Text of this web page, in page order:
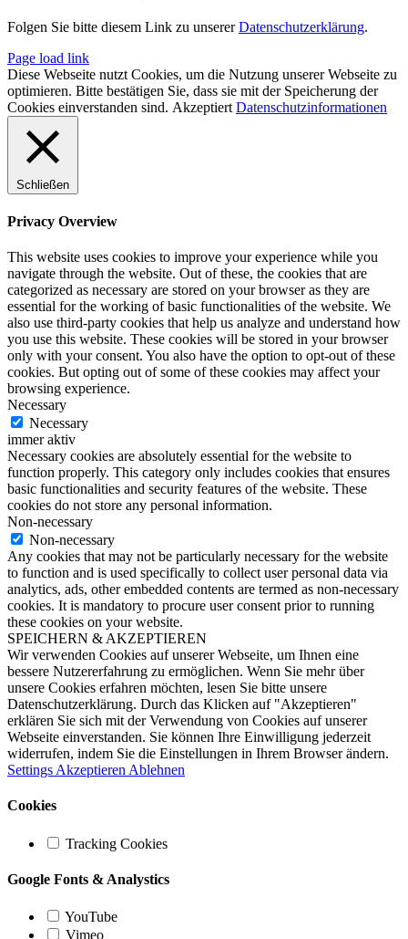
Folgen Sie bitte diesem Link zu unsererDatenschutzerklärung.
Page load link
Diese Webseite nutzt Cookies, um die Nutzung unserer Webseite zu
optimieren. Bitte bestätigen Sie, dass sie mit der Speicherung der
Cookies einverstanden sind. Akzeptiert Datenschutzinformationen
Schließen
Privacy Overview
This website uses cookies to improve your experience while you
navigate through the website. Out of these, the cookies that are
categorized as necessary are stored on your browser as they are
essential for the working of basic functionalities of the website. We
also use third-party cookies that help us analyze and understand how
you use this website. These cookies will be stored in your browser
only with your consent. You also have the option to opt-out of these
cookies. But opting out of some of these cookies may affect your
browsing experience.
Necessary
Necessary
immer aktiv
Necessary cookies are absolutely essential for the website to
function properly. This category only includes cookies that ensures
basic functionalities and security features of the website. These
cookies do not store any personal information.
Non-necessary
Non-necessary
Any cookies that may not be particularly necessary for the website
to function and is used specifically to collect user personal data via
analytics, ads, other embedded contents are termed as non-necessary
cookies. It is mandatory to procure user consent prior to running
these cookies on your website.
SPEICHERN & AKZEPTIEREN
Wir verwenden Cookies auf unserer Webseite, um Ihnen eine
bessere Nutzererfahrung zu ermöglichen. Wenn Sie mehr über
unsere Cookies erfahren möchten, lesen Sie bitte unsere
Datenschutzerklärung. Durch das Klicken auf "Akzeptieren"
erklären Sie sich mit der Verwendung von Cookies auf unserer
Webseite einverstanden. Sie können Ihre Einwilligung jederzeit
widerrufen, indem Sie die Einstellungen in Ihrem Browser ändern.
Settings Akzeptieren Ablehnen
Cookies
Tracking Cookies
Google Fonts & Analystics
YouTube
Vimeo